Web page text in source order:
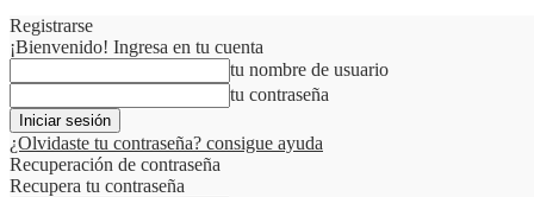
Registrarse
¡Bienvenido! Ingresa en tu cuenta
tu nombre de usuario
tu contraseña
¿Olvidaste tu contraseña? consigue ayuda
Recuperación de contraseña
Recupera tu contraseña